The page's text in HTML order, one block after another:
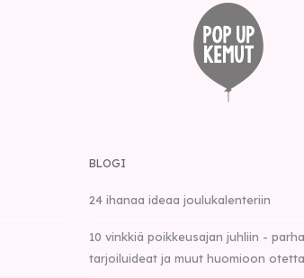
BLOGI
24 ihanaa ideaa joulukalenteriin
10 vinkkiä poikkeusajan juhliin -
tarjoiluideat ja muut huomioon